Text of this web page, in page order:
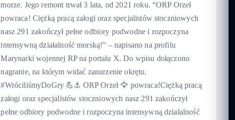
morze. Jego remont trwał 3 lata, od 2021 roku. “ORP Orzeł
powraca! Ciężką pracą załogi oraz specjalistów stoczniowych
nasz 291 zakończył pełne odbiory podwodne i rozpoczyna
intensywną działalność morską!” – napisano na profilu
Marynarki wojennej RP na portalu X. Do wpisu dołączono
nagranie, na którym widać zanurzenie okrętu.
#WróciliśmyDoGry 💪⚓ ORP Orzeł 🦅 powraca!Ciężką pracą
załogi oraz specjalistów stoczniowych nasz 291 zakończył
pełne odbiory podwodne i rozpoczyna intensywną działalność